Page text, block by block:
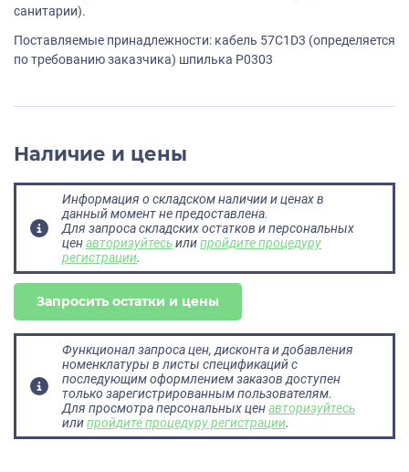
санитарии).
Поставляемые принадлежности: кабель 57C1D3 (определяется
по требованию заказчика) шпилька P0303
Наличие и цены
Информация о складском наличии и ценах в
данный момент не предоставлена.
Для запроса складских остатков и персональных
ценавторизуйтесьилипройдите процедуру
регистрации.
Запросить остатки и цены
Функционал запроса цен, дисконта и добавления
номенклатуры в листы спецификаций с
последующим оформлением заказов доступен
только зарегистрированным пользователям.
Для просмотра персональных ценавторизуйтесь
илипройдите процедуру регистрации.